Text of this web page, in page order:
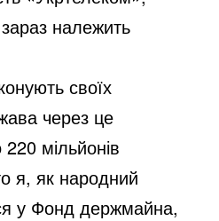
належить
своїх
через це
мільйонів
я, як народний
у Фонд держмайна,